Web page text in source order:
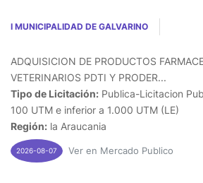
I MUNICIPALIDAD DE GALVARINO
ADQUISICION DE PRODUCTOS
VETERINARIOS PDTI Y PRODER...
Tipo de Licitación: Publica-Licitacion
100 UTM e inferior a 1.000 UTM (LE)
Región: la Araucania
2026-08-07 Ver en Mercado Publico